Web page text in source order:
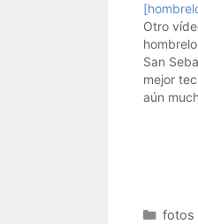
Otro
San
mejor
aún
fotos